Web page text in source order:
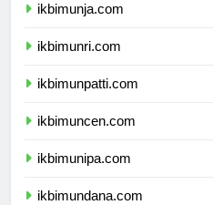
ikbimunja.com
ikbimunri.com
ikbimunpatti.com
ikbimuncen.com
ikbimunipa.com
ikbimundana.com